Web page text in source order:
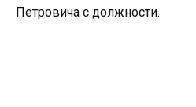
Петровича с должности.